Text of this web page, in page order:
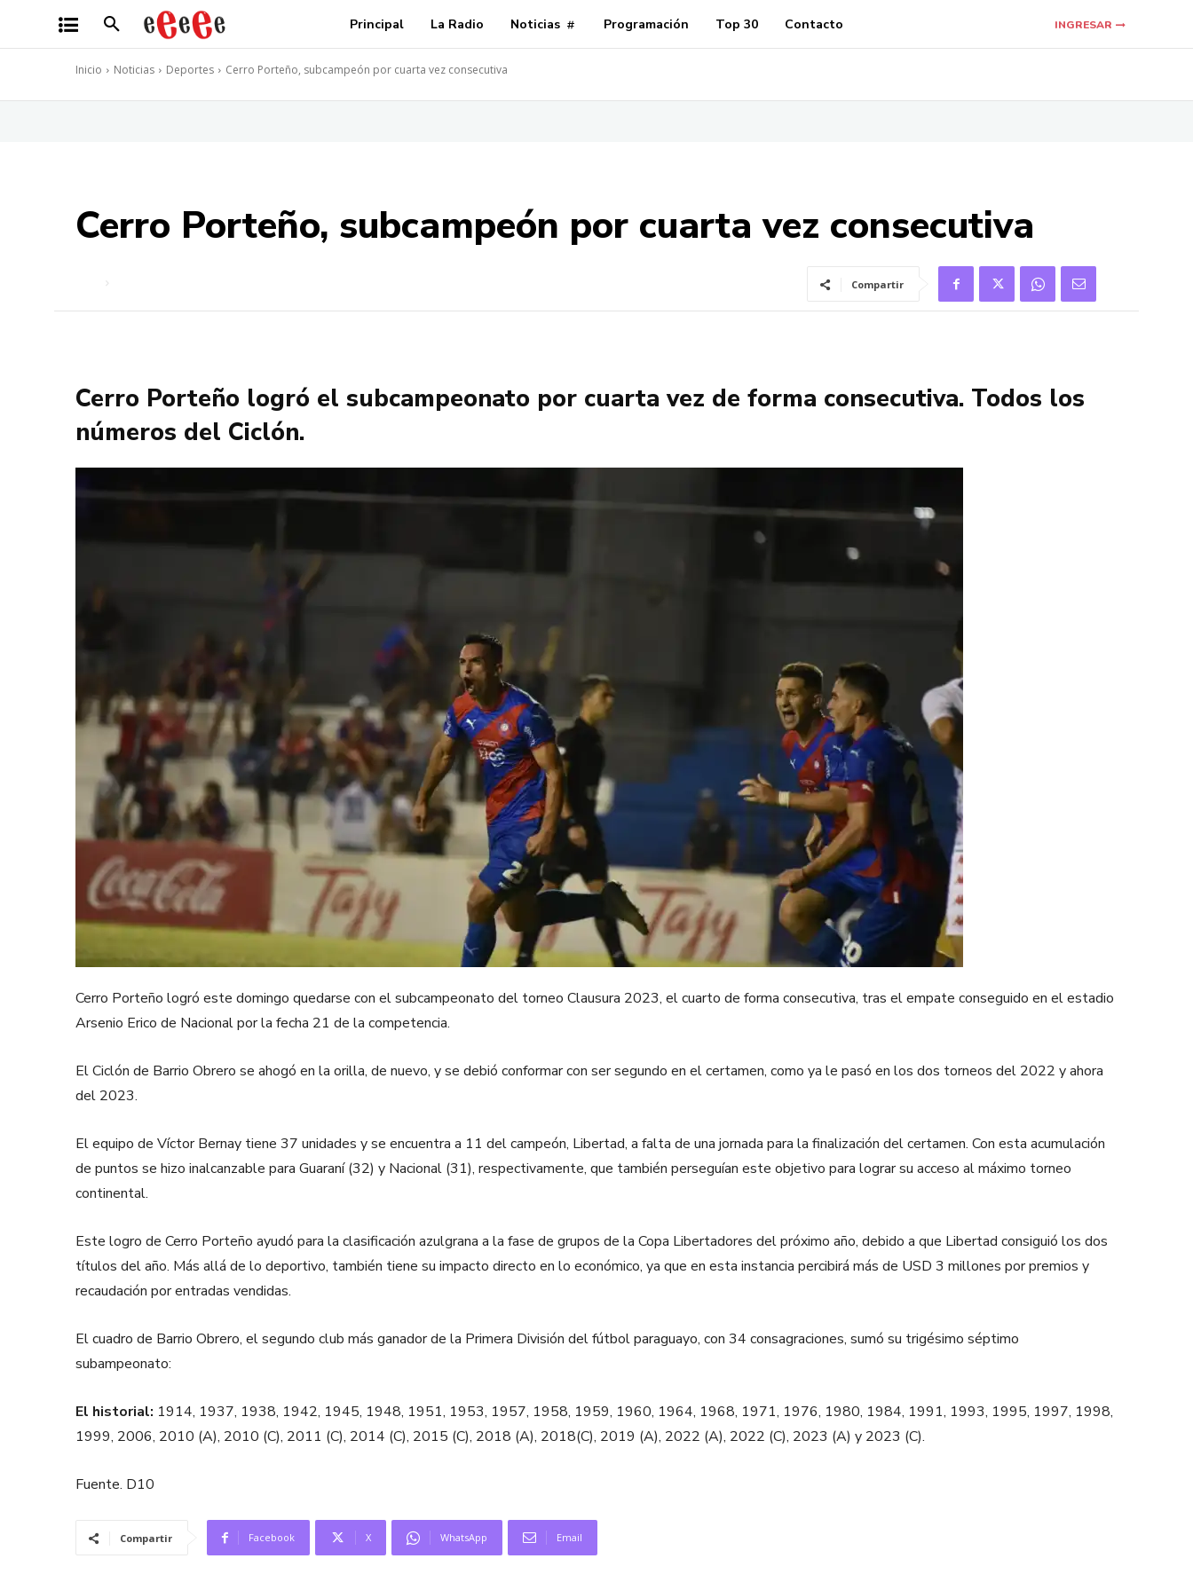
Principal La Radio Noticias Programación Top 30 Contacto INGRESAR
Inicio Noticias Deportes Cerro Porteño, subcampeón por cuarta vez consecutiva
Cerro Porteño, subcampeón por cuarta vez consecutiva
Compartir
Cerro Porteño logró el subcampeonato por cuarta vez de forma consecutiva. Todos los
números del Ciclón.
Cerro Porteño logró este domingo quedarse con el subcampeonato del torneo Clausura 2023, el cuarto de forma consecutiva, tras el empate conseguido en el estadio
Arsenio Erico de Nacional por la fecha 21 de la competencia.
El Ciclón de Barrio Obrero se ahogó en la orilla, de nuevo, y se debió conformar con ser segundo en el certamen, como ya le pasó en los dos torneos del 2022 y ahora
del 2023.
El equipo de Víctor Bernay tiene 37 unidades y se encuentra a 11 del campeón, Libertad, a falta de una jornada para la finalización del certamen. Con esta acumulación
de puntos se hizo inalcanzable para Guaraní (32) y Nacional (31), respectivamente, que también perseguían este objetivo para lograr su acceso al máximo torneo
continental.
Este logro de Cerro Porteño ayudó para la clasificación azulgrana a la fase de grupos de la Copa Libertadores del próximo año, debido a que Libertad consiguió los dos
títulos del año. Más allá de lo deportivo, también tiene su impacto directo en lo económico, ya que en esta instancia percibirá más de USD 3 millones por premios y
recaudación por entradas vendidas.
El cuadro de Barrio Obrero, el segundo club más ganador de la Primera División del fútbol paraguayo, con 34 consagraciones, sumó su trigésimo séptimo
subampeonato:
El historial: 1914, 1937, 1938, 1942, 1945, 1948, 1951, 1953, 1957, 1958, 1959, 1960, 1964, 1968, 1971, 1976, 1980, 1984, 1991, 1993, 1995, 1997, 1998,
1999, 2006, 2010 (A), 2010 (C), 2011 (C), 2014 (C), 2015 (C), 2018 (A), 2018(C), 2019 (A), 2022 (A), 2022 (C), 2023 (A) y 2023 (C).
Fuente. D10
Compartir Facebook X WhatsApp Email